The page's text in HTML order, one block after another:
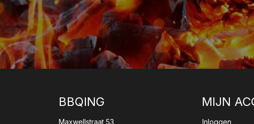
BBQING
Maxwellstraat 53
MIJN
Inloggen